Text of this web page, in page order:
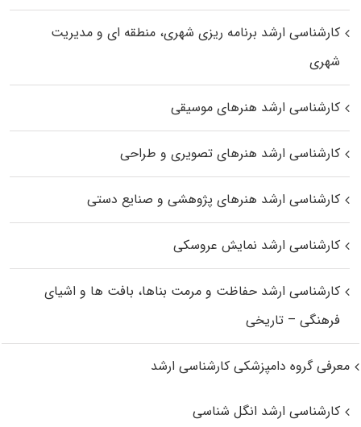
کارشناسی ارشد برنامه ریزی شهری، منطقه‌ ای و مدیریت
شهری
کارشناسی ارشد هنرهای موسیقی
کارشناسی ارشد هنرهای تصویری و طراحی
کارشناسی ارشد هنرهای پژوهشی و صنایع دستی
کارشناسی ارشد نمایش عروسکی
کارشناسی ارشد حفاظت و مرمت بناها، بافت‌ ها و اشیای
فرهنگی – تاریخی
معرفی گروه دامپزشکی کارشناسی ارشد
کارشناسی ارشد انگل شناسی